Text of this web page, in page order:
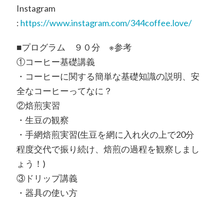
Instagram
: https://www.instagram.com/344coffee.love/
■プログラム ９０分 ※参考
①コーヒー基礎講義
・コーヒーに関する簡単な基礎知識の説明、安
全なコーヒーってなに？
②焙煎実習
・生豆の観察
・手網焙煎実習(生豆を網に入れ火の上で20分
程度交代で振り続け、焙煎の過程を観察しまし
ょう！)
③ドリップ講義
・器具の使い方